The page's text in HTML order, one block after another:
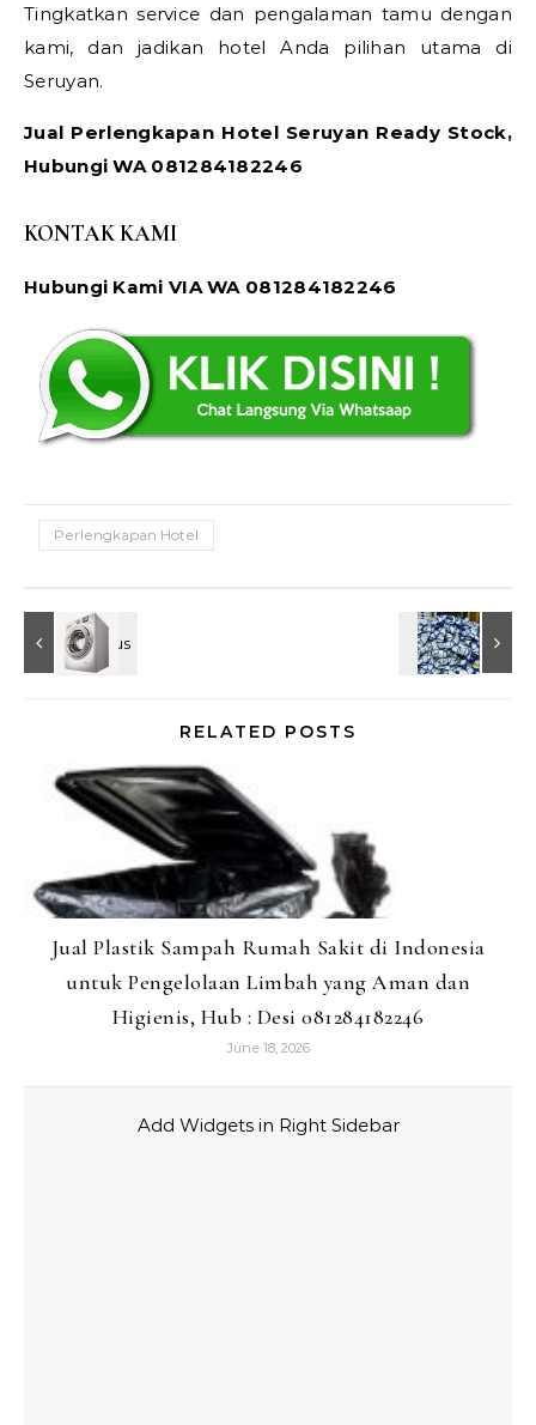
Tingkatkan service dan pengalaman tamu dengan
kami, dan jadikan hotel Anda pilihan utama di
Seruyan.
Jual Perlengkapan Hotel Seruyan Ready Stock,
Hubungi WA 081284182246
KONTAK KAMI
Hubungi Kami VIA WA 081284182246
Perlengkapan Hotel
RELATED POSTS
Jual Plastik Sampah Rumah Sakit di Indonesia
untuk Pengelolaan Limbah yang Aman dan
Higienis, Hub : Desi 081284182246
June 18, 2026
Add Widgets in Right Sidebar